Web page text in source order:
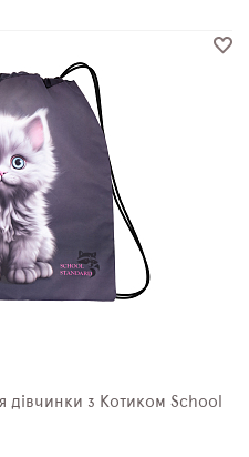
дівчинки з Котиком School